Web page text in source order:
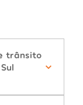
trânsito